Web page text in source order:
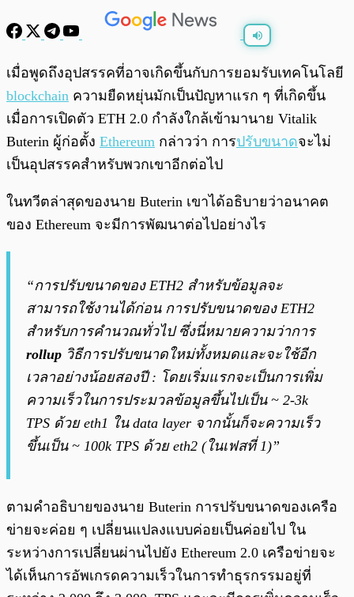
พร้อมเล่น 0:00 0:00
เมื่อพูดถึงอุปสรรคที่อาจเกิดขึ้นกับการยอมรับเทคโนโลยี
blockchain ความยืดหยุ่นมักเป็นปัญหาแรก ๆ ที่เกิดขึ้น
เมื่อการเปิดตัว ETH 2.0 กำลังใกล้เข้ามานาย Vitalik
Buterin ผู้ก่อตั้ง Ethereum กล่าวว่า การปรับขนาดจะไม่
เป็นอุปสรรคสำหรับพวกเขาอีกต่อไป
ในทวีตล่าสุดของนาย Buterin เขาได้อธิบายว่าอนาคต
ของ Ethereum จะมีการพัฒนาต่อไปอย่างไร
“การปรับขนาดของ ETH2 สำหรับข้อมูลจะ
สามารถใช้งานได้ก่อน การปรับขนาดของ ETH2
สำหรับการคำนวณทั่วไป ซึ่งนี่หมายความว่าการ
rollup วิธีการปรับขนาดใหม่ทั้งหมดและจะใช้อีก
เวลาอย่างน้อยสองปี : โดยเริ่มแรกจะเป็นการเพิ่ม
ความเร็วในการประมวลข้อมูลขึ้นไปเป็น ~ 2-3k
TPS ด้วย eth1 ใน data layer จากนั้นก็จะความเร็ว
ขึ้นเป็น ~ 100k TPS ด้วย eth2 (ในเฟสที่ 1)”
ตามคำอธิบายของนาย Buterin การปรับขนาดของเครือ
ข่ายจะค่อย ๆ เปลี่ยนแปลงแบบค่อยเป็นค่อยไป ใน
ระหว่างการเปลี่ยนผ่านไปยัง Ethereum 2.0 เครือข่ายจะ
ได้เห็นการอัพเกรดความเร็วในการทำธุรกรรมอยู่ที่